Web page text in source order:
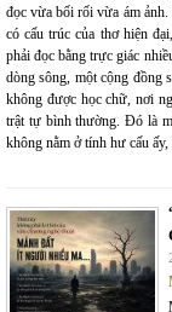
đọc vừa bối rối vừa ám
có cấu trúc của thơ hiện
phải đọc bằng trực giác
dòng sông, một cộng đồng
không được học chữ, nơi
trật tự bình thường. Đó là
không nằm ở tính hư cấu